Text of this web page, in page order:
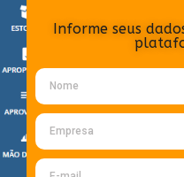
Informe seus